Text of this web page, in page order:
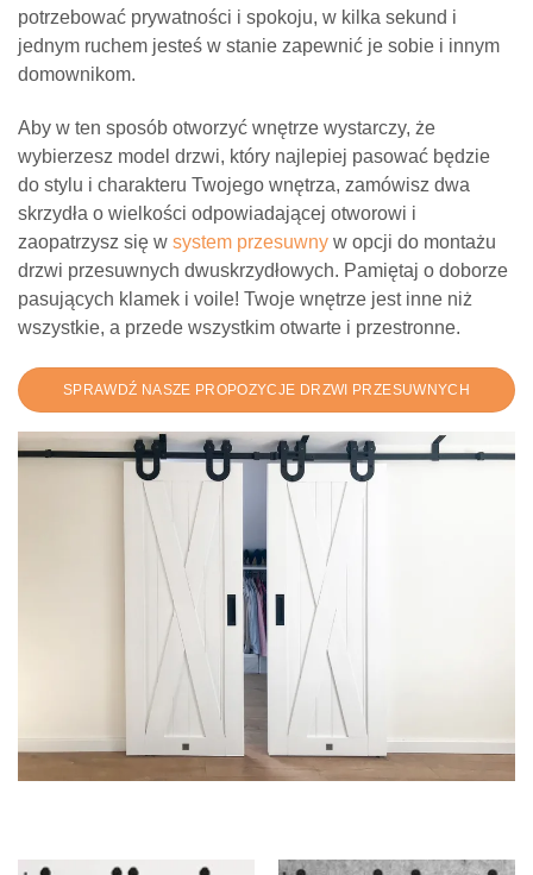
potrzebować prywatności i spokoju, w kilka sekund i
jednym ruchem jesteś w stanie zapewnić je sobie i innym
domownikom.
Aby w ten sposób otworzyć wnętrze wystarczy, że
wybierzesz model drzwi, który najlepiej pasować będzie
do stylu i charakteru Twojego wnętrza, zamówisz dwa
skrzydła o wielkości odpowiadającej otworowi i
zaopatrzysz się w system przesuwny w opcji do montażu
drzwi przesuwnych dwuskrzydłowych. Pamiętaj o doborze
pasujących klamek i voile! Twoje wnętrze jest inne niż
wszystkie, a przede wszystkim otwarte i przestronne.
SPRAWDŹ NASZE PROPOZYCJE DRZWI PRZESUWNYCH